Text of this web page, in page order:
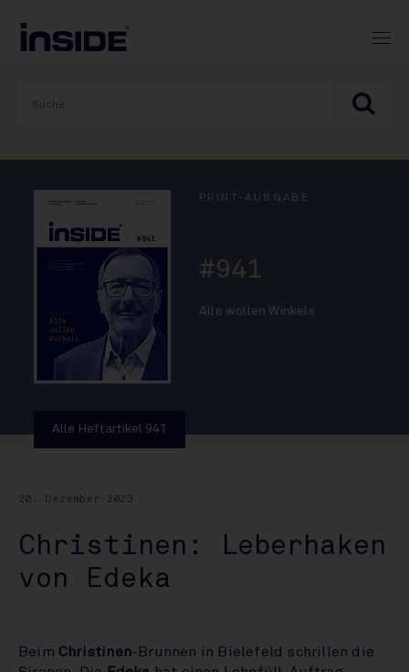
PRINT-AUSGABE
#941
Alle wollen Winkels
Alle Heftartikel 941
20. Dezember 2023
Christinen: Leberhaken
von Edeka
Beim Christinen-Brunnen in Bielefeld schrillen die